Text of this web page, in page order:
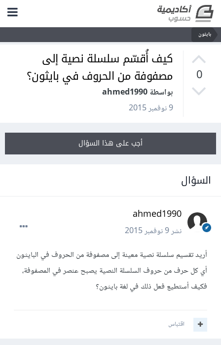
بايثون
0
كيف أُقسّم سلسلة نصية إلى
مصفوفة من الحروف في بايثون؟
بواسطة ahmed1990
9 نوفمبر 2015
أجب على هذا السؤال
السؤال
ahmed1990
نشر9 نوفمبر 2015
أريد تقسيم سلسلة نصية معينة إلى مصفوفة من الحروف في البايثون
أي كل حرف من حروف السلسلة النصية يصبح عنصر في المصفوفة،
فكيف أستطيع فعل ذلك في لغة بايثون؟
اقتباس